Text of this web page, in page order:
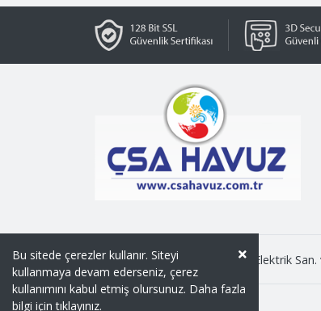
Copyright © 2026 ÇSA İnşaat Elektrik San.
Bu sitede çerezler kullanır. Siteyi
kullanmaya devam ederseniz, çerez
kullanımını kabul etmiş olursunuz. Daha fazla
bilgi içintıklayınız.